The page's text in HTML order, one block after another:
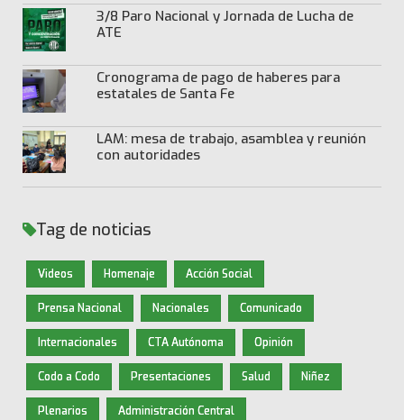
3/8 Paro Nacional y Jornada de Lucha de
ATE
Cronograma de pago de haberes para
estatales de Santa Fe
LAM: mesa de trabajo, asamblea y reunión
con autoridades
Tag de noticias
Videos Homenaje Acción Social
Prensa Nacional Nacionales Comunicado
Internacionales CTA Autónoma Opinión
Codo a Codo Presentaciones Salud Niñez
Plenarios Administración Central